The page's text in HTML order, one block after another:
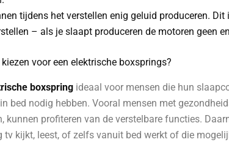
tijdens het verstellen enig geluid produceren. Dit
– als je slaapt produceren de motoren geen
voor een elektrische boxsprings?
boxspring ideaal voor mensen die hun
bed nodig hebben. Vooral mensen met
kunnen profiteren van de verstelbare functies.
tv kijkt, leest, of zelfs vanuit bed werkt of die